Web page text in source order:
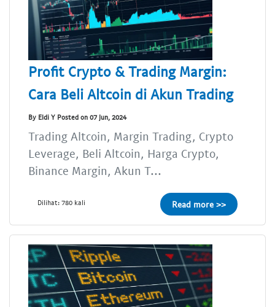
Profit Crypto & Trading Margin:
Cara Beli Altcoin di Akun Trading
By Eldi Y Posted on 07 Jun, 2024
Trading Altcoin, Margin Trading, Crypto
Leverage, Beli Altcoin, Harga Crypto,
Binance Margin, Akun T...
Dilihat: 780 kali Read more >>